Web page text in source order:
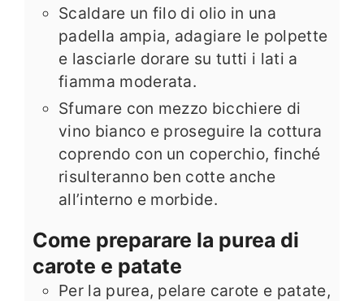
Scaldare un filo di olio in una
padella ampia, adagiare le polpette
e lasciarle dorare su tutti i lati a
fiamma moderata.
Sfumare con mezzo bicchiere di
vino bianco e proseguire la cottura
coprendo con un coperchio, finché
risulteranno ben cotte anche
all’interno e morbide.
Come preparare la purea di
carote e patate
Per la purea, pelare carote e patate,